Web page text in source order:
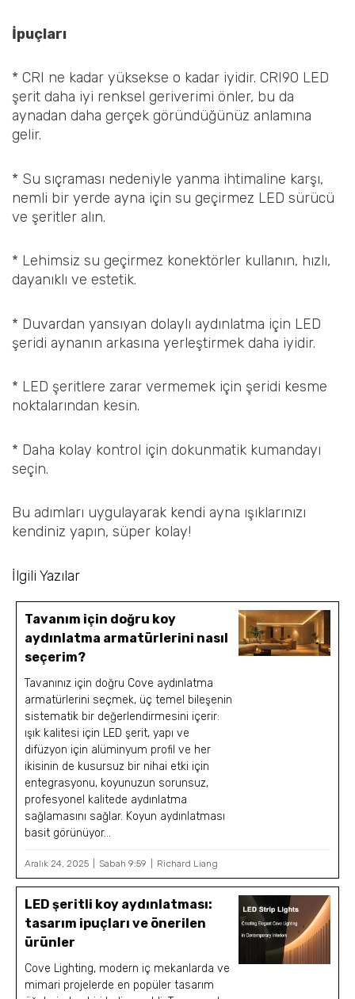
İpuçları
* CRI ne kadar yüksekse o kadar iyidir. CRI90 LED
şerit daha iyi renksel geriverimi önler, bu da
aynadan daha gerçek göründüğünüz anlamına
gelir.
* Su sıçraması nedeniyle yanma ihtimaline karşı,
nemli bir yerde ayna için su geçirmez LED sürücü
ve şeritler alın.
* Lehimsiz su geçirmez konektörler kullanın, hızlı,
dayanıklı ve estetik.
* Duvardan yansıyan dolaylı aydınlatma için LED
şeridi aynanın arkasına yerleştirmek daha iyidir.
* LED şeritlere zarar vermemek için şeridi kesme
noktalarından kesin.
* Daha kolay kontrol için dokunmatik kumandayı
seçin.
Bu adımları uygulayarak kendi ayna ışıklarınızı
kendiniz yapın, süper kolay!
İlgili Yazılar
Tavanım için doğru koy
aydınlatma armatürlerini nasıl
seçerim?
Tavanınız için doğru Cove aydınlatma
armatürlerini seçmek, üç temel bileşenin
sistematik bir değerlendirmesini içerir:
ışık kalitesi için LED şerit, yapı ve
difüzyon için alüminyum profil ve her
ikisinin de kusursuz bir nihai etki için
entegrasyonu, koyunuzun sorunsuz,
profesyonel kalitede aydınlatma
sağlamasını sağlar. Koyun aydınlatması
basit görünüyor...
Aralık 24, 2025 Sabah 9:59 Richard Liang
LED şeritli koy aydınlatması:
tasarım ipuçları ve önerilen
ürünler
Cove Lighting, modern iç mekanlarda ve
mimari projelerde en popüler tasarım